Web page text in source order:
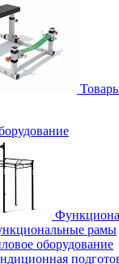
рамы
оборудование